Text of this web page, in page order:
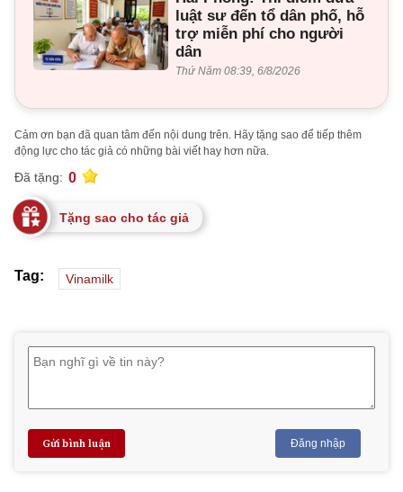
luật sư đến tổ dân phố, hỗ
trợ miễn phí cho người
dân
Thứ Năm 08:39, 6/8/2026
Cảm ơn bạn đã quan tâm đến nội dung trên. Hãy tặng sao để tiếp thêm
động lực cho tác giả có những bài viết hay hơn nữa.
Đã tặng: 0
Tặng sao cho tác giả
Tag: Vinamilk
Gửi bình luận Đăng nhập